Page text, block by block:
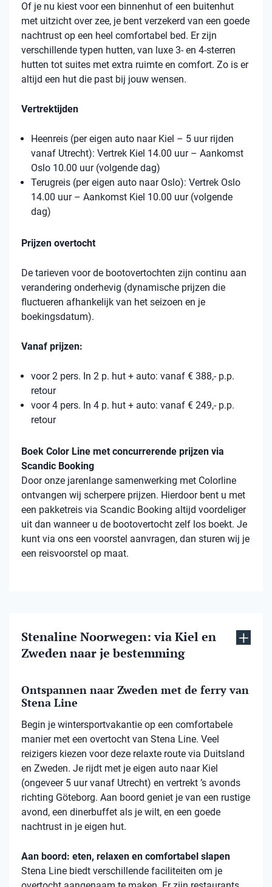
Of je nu kiest voor een binnenhut of een buitenhut
met uitzicht over zee, je bent verzekerd van een goede
nachtrust op een heel comfortabel bed. Er zijn
verschillende typen hutten, van luxe 3- en 4-sterren
hutten tot suites met extra ruimte en comfort. Zo is er
altijd een hut die past bij jouw wensen.
Vertrektijden
Heenreis (per eigen auto naar Kiel – 5 uur rijden
vanaf Utrecht): Vertrek Kiel 14.00 uur – Aankomst
Oslo 10.00 uur (volgende dag)
Terugreis (per eigen auto naar Oslo): Vertrek Oslo
14.00 uur – Aankomst Kiel 10.00 uur (volgende
dag)
Prijzen overtocht
De tarieven voor de bootovertochten zijn continu aan
verandering onderhevig (dynamische prijzen die
fluctueren afhankelijk van het seizoen en je
boekingsdatum).
Vanaf prijzen:
voor 2 pers. In 2 p. hut + auto: vanaf € 388,- p.p.
retour
voor 4 pers. In 4 p. hut + auto: vanaf € 249,- p.p.
retour
Boek Color Line met concurrerende prijzen via
Scandic Booking
Door onze jarenlange samenwerking met Colorline
ontvangen wij scherpere prijzen. Hierdoor bent u met
een pakketreis via Scandic Booking altijd voordeliger
uit dan wanneer u de bootovertocht zelf los boekt. Je
kunt via ons een voorstel aanvragen, dan sturen wij je
een reisvoorstel op maat.
Stenaline Noorwegen: via Kiel en
Zweden naar je bestemming
Ontspannen naar Zweden met de ferry van
Stena Line
Begin je wintersportvakantie op een comfortabele
manier met een overtocht van Stena Line. Veel
reizigers kiezen voor deze relaxte route via Duitsland
en Zweden. Je rijdt met je eigen auto naar Kiel
(ongeveer 5 uur vanaf Utrecht) en vertrekt ’s avonds
richting Göteborg. Aan boord geniet je van een rustige
avond, een dinerbuffet als je wilt, en een goede
nachtrust in je eigen hut.
Aan boord: eten, relaxen en comfortabel slapen
Stena Line biedt verschillende faciliteiten om je